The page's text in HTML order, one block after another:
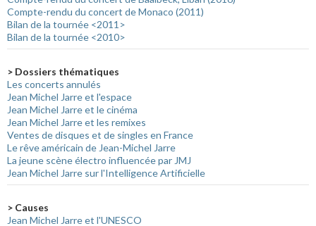
Compte-rendu du concert de Monaco (2011)
Bilan de la tournée <2011>
Bilan de la tournée <2010>
> Dossiers thématiques
Les concerts annulés
Jean Michel Jarre et l'espace
Jean Michel Jarre et le cinéma
Jean Michel Jarre et les remixes
Ventes de disques et de singles en France
Le rêve américain de Jean-Michel Jarre
La jeune scène électro influencée par JMJ
Jean Michel Jarre sur l'Intelligence Artificielle
> Causes
Jean Michel Jarre et l'UNESCO